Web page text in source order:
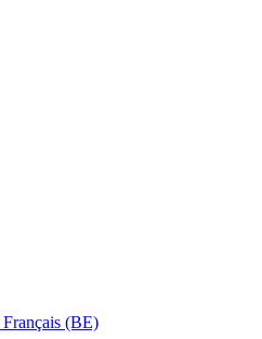
Français (BE)